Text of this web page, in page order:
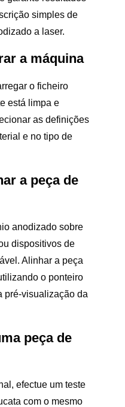
simples de
a laser.
a máquina
o ficheiro
está limpa e
as definições
e no tipo de
a peça de
anodizado sobre
dispositivos de
Alinhar a peça
o ponteiro
pré-visualização da
peça de
efectue um teste
com o mesmo